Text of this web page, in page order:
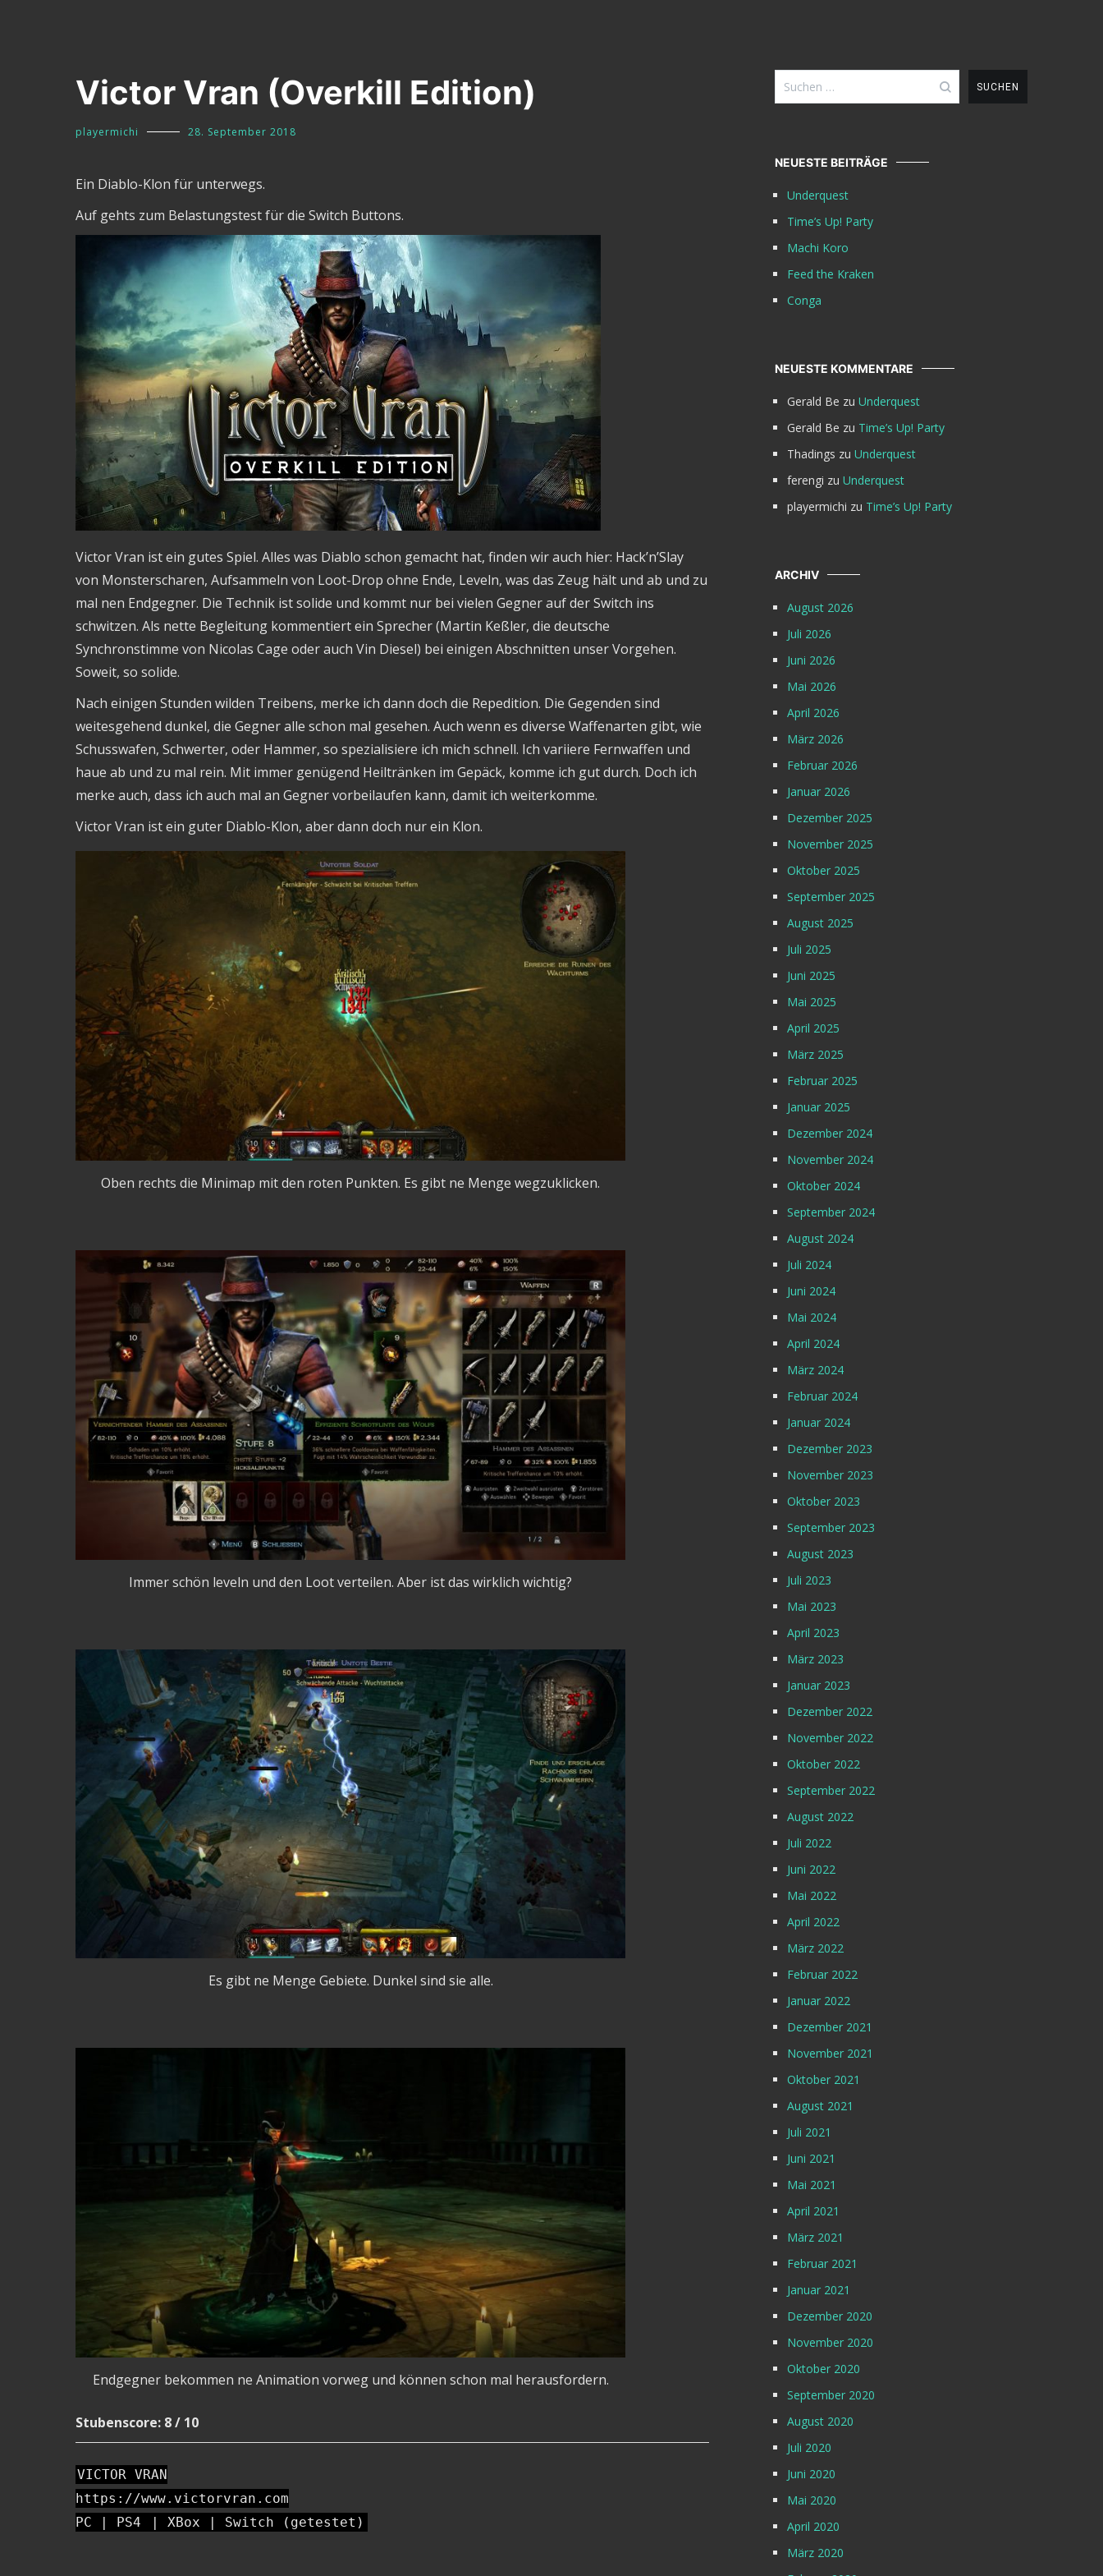
Victor Vran (Overkill Edition)
playermichi 28. September 2018
Ein Diablo-Klon für unterwegs.
Auf gehts zum Belastungstest für die Switch Buttons.
Victor Vran ist ein gutes Spiel. Alles was Diablo schon gemacht hat, finden wir auch hier: Hack’n’Slay
von Monsterscharen, Aufsammeln von Loot-Drop ohne Ende, Leveln, was das Zeug hält und ab und zu
mal nen Endgegner. Die Technik ist solide und kommt nur bei vielen Gegner auf der Switch ins
schwitzen. Als nette Begleitung kommentiert ein Sprecher (Martin Keßler, die deutsche
Synchronstimme von Nicolas Cage oder auch Vin Diesel) bei einigen Abschnitten unser Vorgehen.
Soweit, so solide.
Nach einigen Stunden wilden Treibens, merke ich dann doch die Repedition. Die Gegenden sind
weitesgehend dunkel, die Gegner alle schon mal gesehen. Auch wenn es diverse Waffenarten gibt, wie
Schusswafen, Schwerter, oder Hammer, so spezialisiere ich mich schnell. Ich variiere Fernwaffen und
haue ab und zu mal rein. Mit immer genügend Heiltränken im Gepäck, komme ich gut durch. Doch ich
merke auch, dass ich auch mal an Gegner vorbeilaufen kann, damit ich weiterkomme.
Victor Vran ist ein guter Diablo-Klon, aber dann doch nur ein Klon.
Oben rechts die Minimap mit den roten Punkten. Es gibt ne Menge wegzuklicken.
Immer schön leveln und den Loot verteilen. Aber ist das wirklich wichtig?
Es gibt ne Menge Gebiete. Dunkel sind sie alle.
Endgegner bekommen ne Animation vorweg und können schon mal herausfordern.
Stubenscore: 8 / 10
VICTOR VRAN
https://www.victorvran.com
PC | PS4
| XBox | Switch (getestet)
Suchen
nach:
NEUESTE BEITRÄGE
Underquest
Time’s Up! Party
Machi Koro
Feed the Kraken
Conga
NEUESTE KOMMENTARE
Gerald Be zu Underquest
Gerald Be zu Time’s Up! Party
Thadings zu Underquest
ferengi zu Underquest
playermichi zu Time’s Up! Party
ARCHIV
August 2026
Juli 2026
Juni 2026
Mai 2026
April 2026
März 2026
Februar 2026
Januar 2026
Dezember 2025
November 2025
Oktober 2025
September 2025
August 2025
Juli 2025
Juni 2025
Mai 2025
April 2025
März 2025
Februar 2025
Januar 2025
Dezember 2024
November 2024
Oktober 2024
September 2024
August 2024
Juli 2024
Juni 2024
Mai 2024
April 2024
März 2024
Februar 2024
Januar 2024
Dezember 2023
November 2023
Oktober 2023
September 2023
August 2023
Juli 2023
Mai 2023
April 2023
März 2023
Januar 2023
Dezember 2022
November 2022
Oktober 2022
September 2022
August 2022
Juli 2022
Juni 2022
Mai 2022
April 2022
März 2022
Februar 2022
Januar 2022
Dezember 2021
November 2021
Oktober 2021
August 2021
Juli 2021
Juni 2021
Mai 2021
April 2021
März 2021
Februar 2021
Januar 2021
Dezember 2020
November 2020
Oktober 2020
September 2020
August 2020
Juli 2020
Juni 2020
Mai 2020
April 2020
März 2020